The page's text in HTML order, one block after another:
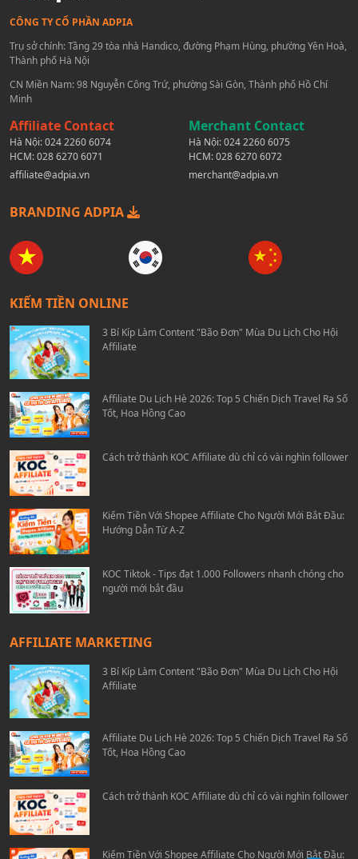
CÔNG TY CỔ PHẦN ADPIA
Trụ sở chính: Tầng 29 tòa nhà Handico, đường Phạm Hùng, phường Yên Hoà,
Thành phố Hà Nội
CN Miền Nam: 98 Nguyễn Công Trứ, phường Sài Gòn, Thành phố Hồ Chí
Minh
Affiliate Contact
Hà Nội:024 2260 6074
HCM:028 6270 6071
affiliate@adpia.vn
Merchant Contact
Hà Nội:024 2260 6075
HCM:028 6270 6072
merchant@adpia.vn
BRANDING ADPIA
KIẾM TIỀN ONLINE
3 Bí Kíp Làm Content "Bão Đơn" Mùa Du Lịch Cho Hội
Affiliate
Affiliate Du Lịch Hè 2026: Top 5 Chiến Dịch Travel Ra Số
Tốt, Hoa Hồng Cao
Cách trở thành KOC Affiliate dù chỉ có vài nghìn follower
Kiếm Tiền Với Shopee Affiliate Cho Người Mới Bắt Đầu:
Hướng Dẫn Từ A-Z
KOC Tiktok - Tips đạt 1.000 Followers nhanh chóng cho
người mới bắt đầu
AFFILIATE MARKETING
3 Bí Kíp Làm Content "Bão Đơn" Mùa Du Lịch Cho Hội
Affiliate
Affiliate Du Lịch Hè 2026: Top 5 Chiến Dịch Travel Ra Số
Tốt, Hoa Hồng Cao
Cách trở thành KOC Affiliate dù chỉ có vài nghìn follower
Kiếm Tiền Với Shopee Affiliate Cho Người Mới Bắt Đầu: